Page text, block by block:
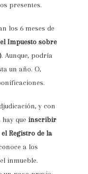
presentes.
los 6 meses de
Impuesto sobre
. Aunque, podría
un año. O,
y con
hay queinscribir
Registro de la
a los
inmueble.